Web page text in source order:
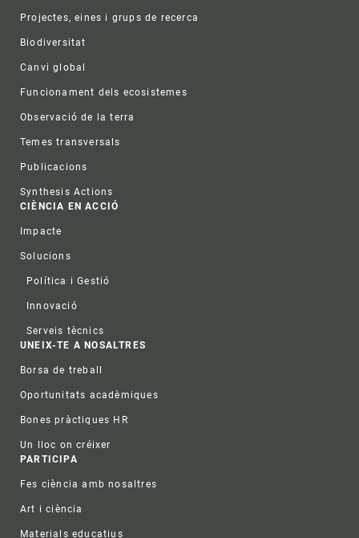
Projectes, eines i grups de recerca
Biodiversitat
Canvi global
Funcionament dels ecosistemes
Observació de la terra
Temes transversals
Publicacions
Synthesis Actions
CIÈNCIA EN ACCIÓ
Impacte
Solucions
Política i Gestió
Innovació
Serveis tècnics
UNEIX-TE A NOSALTRES
Borsa de treball
Oportunitats acadèmiques
Bones pràctiques HR
Un lloc on créixer
PARTICIPA
Fes ciència amb nosaltres
Art i ciència
Materials educatius